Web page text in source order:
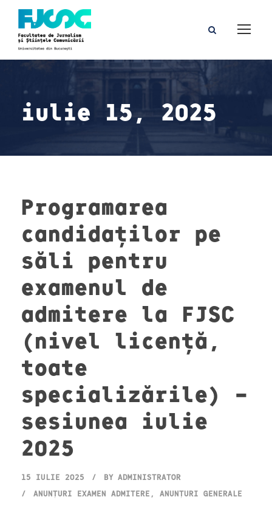
iulie 15, 2025
Programarea
candidaților pe
săli pentru
examenul de
admitere la FJSC
(nivel licență,
toate
specializările) –
sesiunea iulie
2025
15 IULIE 2025 BY ADMINISTRATOR
ANUNȚURI EXAMEN ADMITERE , ANUNȚURI GENERALE